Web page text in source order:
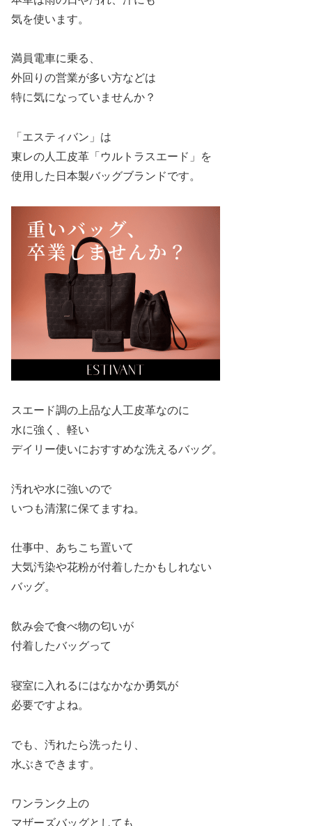
気を使います。
満員電車に乗る、
外回りの営業が多い方などは
特に気になっていませんか？
「エスティバン」は
東レの人工皮革「ウルトラスエード」を
使用した日本製バッグブランドです。
スエード調の上品な人工皮革なのに
水に強く、軽い
デイリー使いにおすすめな洗えるバッグ。
汚れや水に強いので
いつも清潔に保てますね。
仕事中、あちこち置いて
大気汚染や花粉が付着したかもしれない
バッグ。
飲み会で食べ物の匂いが
付着したバッグって
寝室に入れるにはなかなか勇気が
必要ですよね。
でも、汚れたら洗ったり、
水ぶきできます。
ワンランク上の
マザーズバッグとしても